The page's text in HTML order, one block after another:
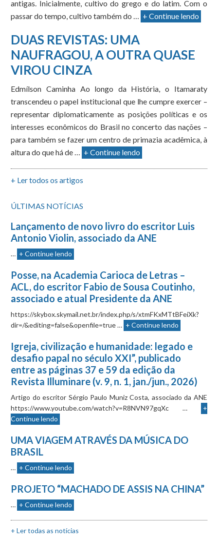
antigas. Inicialmente, cultivo do grego e do latim. Com o
passar do tempo, cultivo também do … + Continue lendo
DUAS REVISTAS: UMA
NAUFRAGOU, A OUTRA QUASE
VIROU CINZA
Edmílson Caminha Ao longo da História, o Itamaraty
transcendeu o papel institucional que lhe cumpre exercer –
representar diplomaticamente as posições políticas e os
interesses econômicos do Brasil no concerto das nações –
para também se fazer um centro de primazia acadêmica, à
altura do que há de … + Continue lendo
+ Ler todos os artigos
ÚLTIMAS NOTÍCIAS
Lançamento de novo livro do escritor Luis
Antonio Violin, associado da ANE
… + Continue lendo
Posse, na Academia Carioca de Letras –
ACL, do escritor Fabio de Sousa Coutinho,
associado e atual Presidente da ANE
https://skybox.skymail.net.br/index.php/s/xtmFKxMTtBFeiXk?
dir=/&editing=false&openfile=true … + Continue lendo
Igreja, civilização e humanidade: legado e
desafio papal no século XXI”, publicado
entre as páginas 37 e 59 da edição da
Revista Illuminare (v. 9, n. 1, jan./jun., 2026)
Artigo do escritor Sérgio Paulo Muniz Costa, associado da ANE
https://www.youtube.com/watch?v=R8NVN97gqXc …
+
Continue lendo
UMA VIAGEM ATRAVÉS DA MÚSICA DO
BRASIL
… + Continue lendo
PROJETO “MACHADO DE ASSIS NA CHINA”
… + Continue lendo
+ Ler todas as notícias